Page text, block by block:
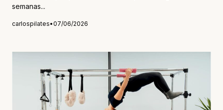
semanas...
carlospilates•07/06/2026